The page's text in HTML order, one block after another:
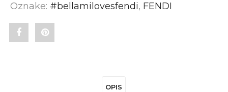
Oznake: #bellamilovesfendi, FENDI
Share Pin
OPIS